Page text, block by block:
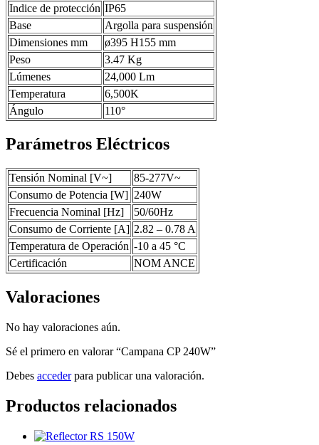
Indice de protección IP65
Base
Argolla para suspensión
Dimensiones mm
ø395 H155 mm
Peso
3.47 Kg
Lúmenes
24,000 Lm
Temperatura
6,500K
Ángulo
110°
Parámetros Eléctricos
Tensión Nominal [V~]
85-277V~
Consumo de Potencia [W] 240W
Frecuencia Nominal [Hz]
50/60Hz
Consumo de Corriente [A] 2.82 – 0.78 A
Temperatura de Operación -10 a 45 °C
Certificación
NOM ANCE
Valoraciones
No hay valoraciones aún.
Sé el primero en valorar “Campana CP 240W”
Debes accederpara publicar una valoración.
Productos relacionados